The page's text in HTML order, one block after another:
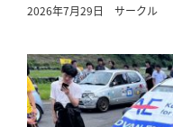
2026年7月29日 サークル